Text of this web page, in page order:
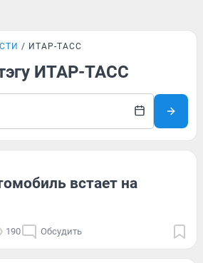
ИТАР-ТАСС
ИТАР-ТАСС
встает на
190 Обсудить